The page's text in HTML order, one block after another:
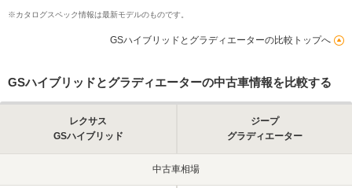
※カタログスペック情報は最新モデルのものです。
GSハイブリッドとグラディエーターの比較トップへ
GSハイブリッドとグラディエーターの中古車情報を比較する
レクサス
GSハイブリッド
ジープ
グラディエーター
中古車相場